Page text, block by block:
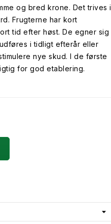
og bred krone. Det trives i
Frugterne har kort
tid efter høst. De egner sig
i tidligt efterår eller
nye skud. I de første
for god etablering.